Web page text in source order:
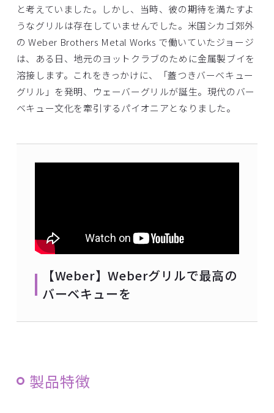
と考えていました。しかし、当時、彼の期待を満たすよ
うなグリルは存在していませんでした。米国シカゴ郊外
の Weber Brothers Metal Works で働いていたジョージ
は、ある日、地元のヨットクラブのために金属製ブイを
溶接します。これをきっかけに、「蓋つきバーベキュー
グリル」を発明、ウェーバーグリルが誕生。現代のバー
ベキュー文化を牽引するパイオニアとなりました。
【Weber】Weberグリルで最高の
バーベキューを
製品特徴